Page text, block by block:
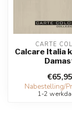
CARTE
Calcare Italia
€65,95
Nabestelling/
1-2